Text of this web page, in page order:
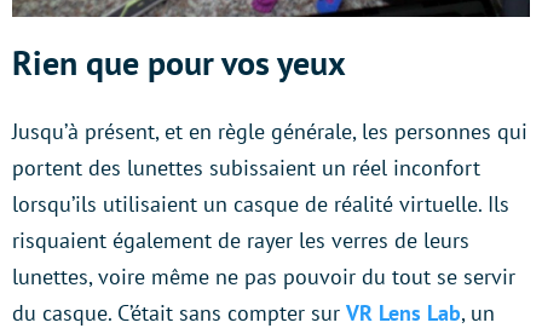
Rien que pour vos yeux
Jusqu’à présent, et en règle générale, les personnes qui
portent des lunettes subissaient un réel inconfort
lorsqu’ils utilisaient un casque de réalité virtuelle. Ils
risquaient également de rayer les verres de leurs
lunettes, voire même ne pas pouvoir du tout se servir
du casque. C’était sans compter sur VR Lens Lab, un